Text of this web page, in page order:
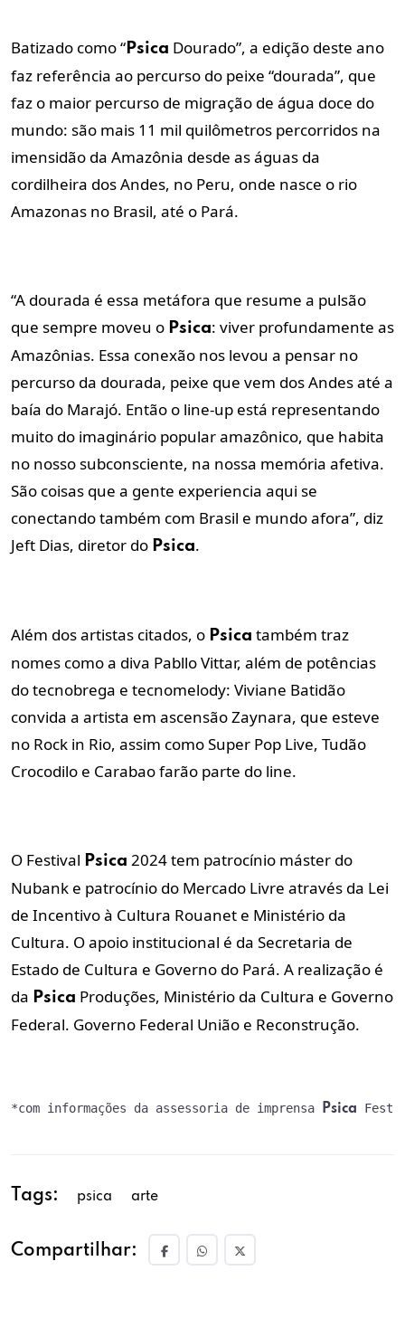
Batizado como “ Psica Dourado”, a edição deste ano
faz referência ao percurso do peixe “dourada”, que
faz o maior percurso de migração de água doce do
mundo: são mais 11 mil quilômetros percorridos na
imensidão da Amazônia desde as águas da
cordilheira dos Andes, no Peru, onde nasce o rio
Amazonas no Brasil, até o Pará.
“A dourada é essa metáfora que resume a pulsão
que sempre moveu o Psica: viver profundamente as
Amazônias. Essa conexão nos levou a pensar no
percurso da dourada, peixe que vem dos Andes até a
baía do Marajó. Então o line-up está representando
muito do imaginário popular amazônico, que habita
no nosso subconsciente, na nossa memória afetiva.
São coisas que a gente experiencia aqui se
conectando também com Brasil e mundo afora”, diz
Jeft Dias, diretor do Psica.
Além dos artistas citados, o Psica também traz
nomes como a diva Pabllo Vittar, além de potências
do tecnobrega e tecnomelody: Viviane Batidão
convida a artista em ascensão Zaynara, que esteve
no Rock in Rio, assim como Super Pop Live, Tudão
Crocodilo e Carabao farão parte do line.
O Festival Psica 2024 tem patrocínio máster do
Nubank e patrocínio do Mercado Livre através da Lei
de Incentivo à Cultura Rouanet e Ministério da
Cultura. O apoio institucional é da Secretaria de
Estado de Cultura e Governo do Pará. A realização é
da Psica Produções, Ministério da Cultura e Governo
Federal. Governo Federal União e Reconstrução.
*com informações da assessoria de imprensa Psica
Tags: psica arte
Compartilhar: